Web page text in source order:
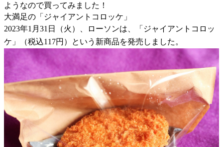
ようなので買ってみました！
大満足の「ジャイアントコロッケ」
2023年1月31日（火）、ローソンは、「ジャイアントコロッ
ケ」（税込117円）という新商品を発売しました。